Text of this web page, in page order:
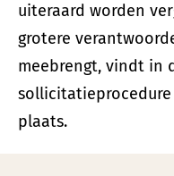
uiteraard worden
grotere
meebrengt, vindt in
plaats.